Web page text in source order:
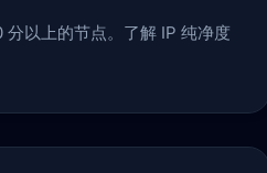
以上的节点。了解 IP 纯净度